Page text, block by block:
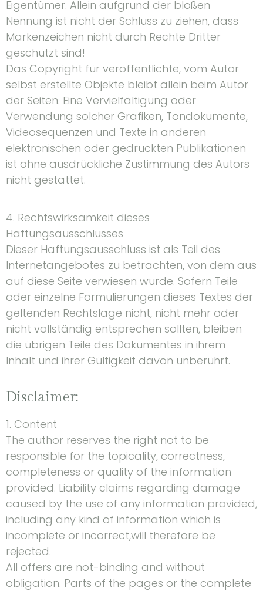
Eigentümer. Allein aufgrund der bloßen
Nennung ist nicht der Schluss zu ziehen, dass
Markenzeichen nicht durch Rechte Dritter
geschützt sind!
Das Copyright für veröffentlichte, vom Autor
selbst erstellte Objekte bleibt allein beim Autor
der Seiten. Eine Vervielfältigung oder
Verwendung solcher Grafiken, Tondokumente,
Videosequenzen und Texte in anderen
elektronischen oder gedruckten Publikationen
ist ohne ausdrückliche Zustimmung des Autors
nicht gestattet.
4. Rechtswirksamkeit dieses
Haftungsausschlusses
Dieser Haftungsausschluss ist als Teil des
Internetangebotes zu betrachten, von dem aus
auf diese Seite verwiesen wurde. Sofern Teile
oder einzelne Formulierungen dieses Textes der
geltenden Rechtslage nicht, nicht mehr oder
nicht vollständig entsprechen sollten, bleiben
die übrigen Teile des Dokumentes in ihrem
Inhalt und ihrer Gültigkeit davon unberührt.
Disclaimer:
1. Content
The author reserves the right not to be
responsible for the topicality, correctness,
completeness or quality of the information
provided. Liability claims regarding damage
caused by the use of any information provided,
including any kind of information which is
incomplete or incorrect,will therefore be
rejected.
All offers are not-binding and without
obligation. Parts of the pages or the complete